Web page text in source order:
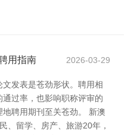
用指南 2026-03-29
发表是苍劲形状。聘用相
过率，也影响职称评审的
聘用期刊至关苍劲。 新澳
、留学、房产、旅游20年，